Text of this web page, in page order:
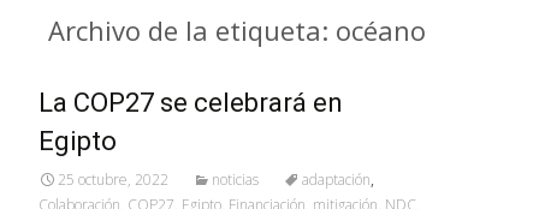
Archivo de la etiqueta: océano
La COP27 se celebrará en
Egipto
25 octubre, 2022 noticias adaptación,
Colaboración, COP27, Egipto, Financiación, mitigación, NDC,